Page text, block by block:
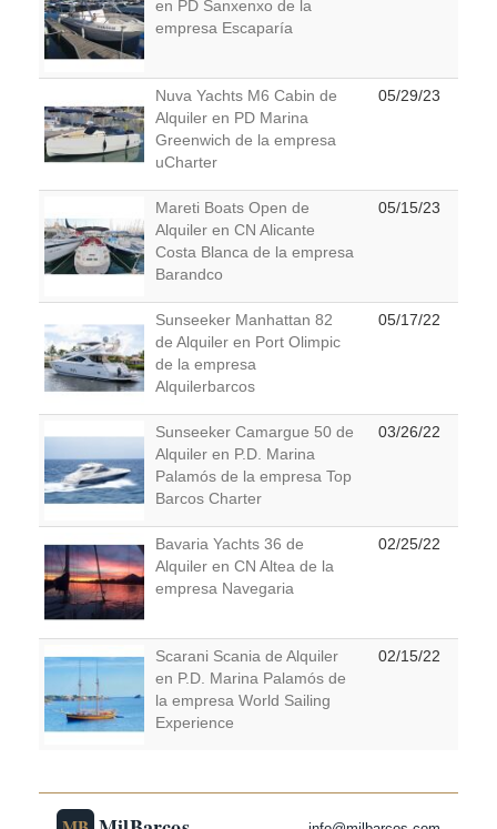
en PD Sanxenxo de la
empresa Escaparía
Nuva Yachts M6 Cabin de
Alquiler en PD Marina
Greenwich de la empresa
uCharter
05/29/23
Mareti Boats Open de
Alquiler en CN Alicante
Costa Blanca de la empresa
Barandco
05/15/23
Sunseeker Manhattan 82
de Alquiler en Port Olimpic
de la empresa
Alquilerbarcos
05/17/22
Sunseeker Camargue 50 de
Alquiler en P.D. Marina
Palamós de la empresa Top
Barcos Charter
03/26/22
Bavaria Yachts 36 de
Alquiler en CN Altea de la
empresa Navegaria
02/25/22
Scarani Scania de Alquiler
en P.D. Marina Palamós de
la empresa World Sailing
Experience
02/15/22